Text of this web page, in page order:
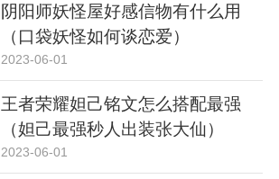
阴阳师妖怪屋好感信物有什么用
（口袋妖怪如何谈恋爱）
2023-06-01
王者荣耀妲己铭文怎么搭配最强
（妲己最强秒人出装张大仙）
2023-06-01